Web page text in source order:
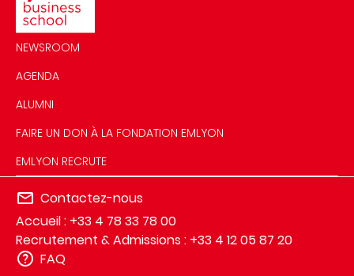
NEWSROOM
AGENDA
ALUMNI
FAIRE UN DON À LA FONDATION EMLYON
EMLYON RECRUTE
Contactez-nous
Accueil : +33 4 78 33 78 00
Recrutement & Admissions : +33 4 12 05 87 20
FAQ